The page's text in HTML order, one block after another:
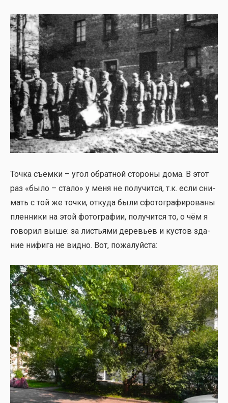
Точ­ка съём­ки – угол обрат­ной сто­ро­ны дома. В этот
раз «было – ста­ло» у меня не полу­чит­ся, т.к. если сни­
мать с той же точ­ки, отку­да были сфо­то­гра­фи­ро­ва­ны
плен­ни­ки на этой фото­гра­фии, полу­чит­ся то, о чём я
гово­рил выше: за листья­ми дере­вьев и кустов зда­
ние нифи­га не вид­но. Вот, пожа­луй­ста: